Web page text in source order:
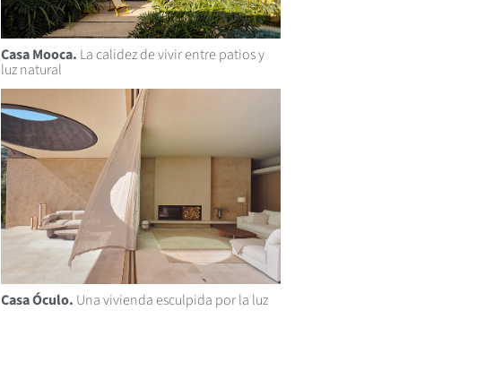
Casa Mooca. La calidez de vivir entre patios y
luz natural
Casa Óculo. Una vivienda esculpida por la luz